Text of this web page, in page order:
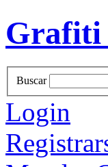
Grafiti
Buscar
Login